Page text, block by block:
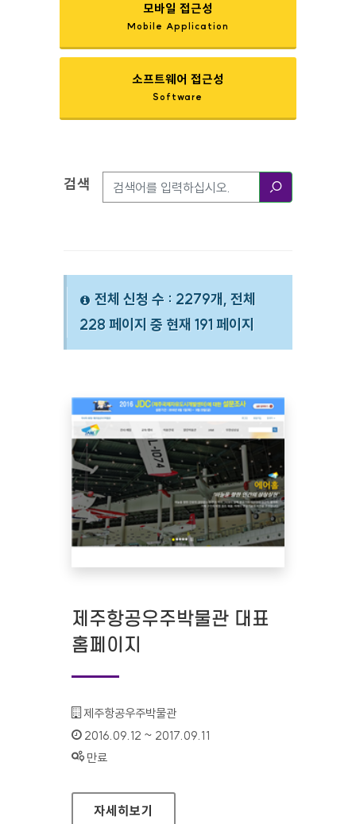
모바일 접근성
Mobile Application
소프트웨어 접근성
Software
검색옵션
검색
전체 신청 수 : 2279개, 전체
228 페이지 중 현재 191 페이지
제주항공우주박물관 대표
홈페이지
기관명 :
제주항공우주박물관
인증기간 :
2016.09.12 ~ 2017.09.11
상태 :
만료
제주항공우주박물관 대표 홈페이지
자세히보기